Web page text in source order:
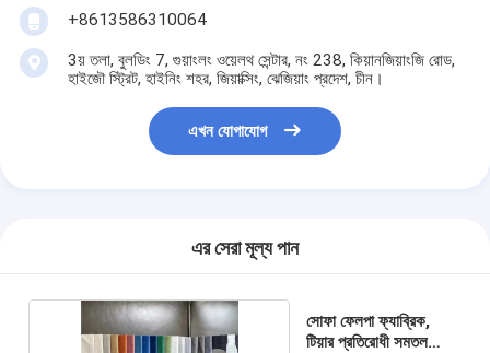
+8613586310064
3য় তলা, বুলডিং 7, গুয়াংলং ওয়েলথ সেন্টার, নং 238, কিয়ানজিয়াংজি রোড,
হাইজৌ স্ট্রিট, হাইনিং শহর, জিয়াক্সিং, ঝেজিয়াং প্রদেশ, চীন।
এখন যোগাযোগ
এর সেরা মূল্য পান
সোফা ফেলপা ফ্যাব্রিক,
টিয়ার প্রতিরোধী সমতল